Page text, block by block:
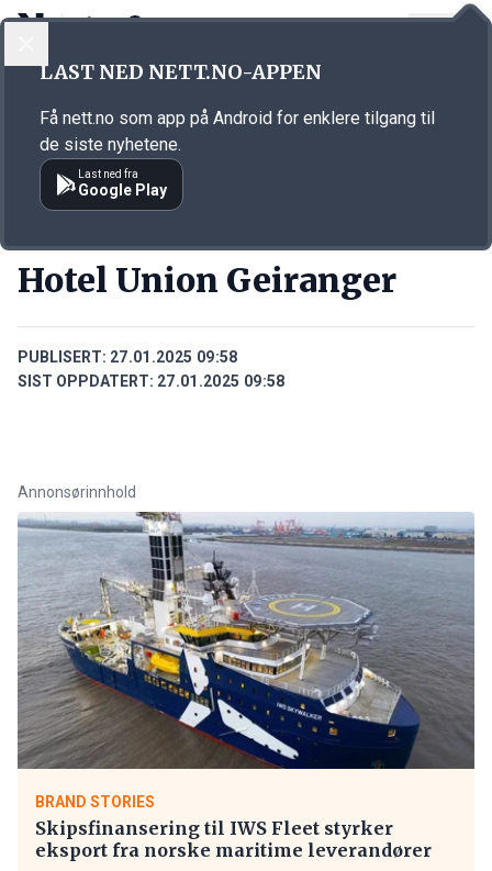
Annonsørinnhold
Hotel Union Geiranger
PUBLISERT: 27.01.2025 09:58
SIST OPPDATERT: 27.01.2025 09:58
Annonsørinnhold
BRAND STORIES
Skipsfinansering til IWS Fleet styrker
eksport fra norske maritime leverandører
LAST NED NETT.NO-APPEN
Få nett.no som app på Android for enklere tilgang til
de siste nyhetene.
Last ned fra
Google Play